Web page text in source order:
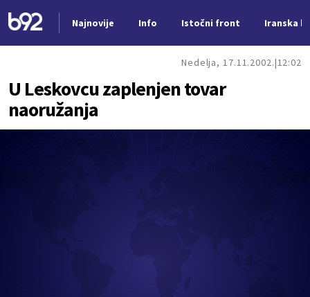
Najnovije Info Istočni front Iranska
Nedelja, 17.11.2002. 12:02
U Leskovcu zaplenjen tovar
naoružanja